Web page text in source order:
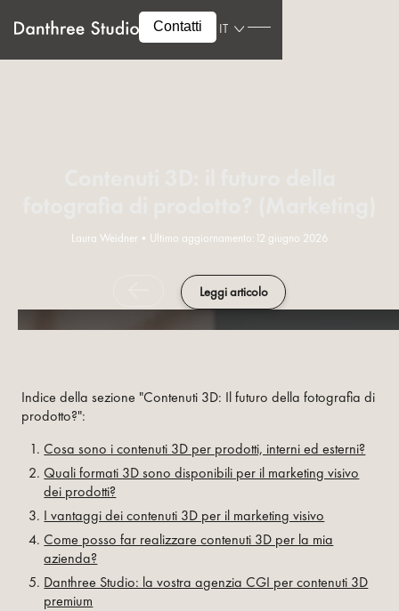
Contatti IT
Laura Weidner • Ultimo aggiornamento:12 giugno 2026
Leggi articolo
Indice della sezione "Contenuti 3D: Il futuro della fotografia di
prodotto?":
Cosa sono i contenuti 3D per prodotti, interni ed esterni?
Quali formati 3D sono disponibili per il marketing visivo
dei prodotti?
I vantaggi dei contenuti 3D per il marketing visivo
Come posso far realizzare contenuti 3D per la mia
azienda?
Danthree Studio: la vostra agenzia CGI per contenuti 3D
premium